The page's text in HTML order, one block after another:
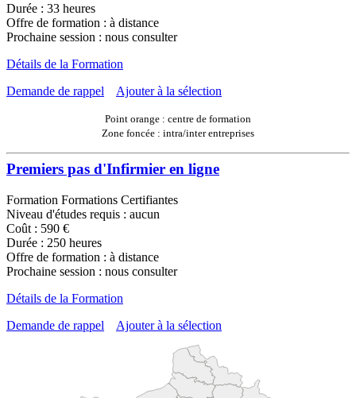
Durée : 33 heures
Offre de formation : à distance
Prochaine session : nous consulter
Détails de la Formation
Demande de rappel
Ajouter à la sélection
Point orange : centre de formation
Zone foncée : intra/inter entreprises
Premiers pas d'Infirmier en ligne
Formation Formations Certifiantes
Niveau d'études requis : aucun
Coût : 590 €
Durée : 250 heures
Offre de formation : à distance
Prochaine session : nous consulter
Détails de la Formation
Demande de rappel
Ajouter à la sélection